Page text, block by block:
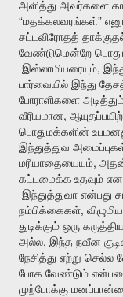
அளித்து அவர்களை
“மதக்கலவரங்கள்”
சட்டவிரோதத்
வேண்டுமென்றே
இஸ்லாமியரையும்,
பார்வையில் இந்து
போராளிகளை
வீரியமான,
பொதுமக்களின்
இந்துத்துவ
மரியாதையையும்,
கட்டமைக்க உதவும் என
இந்துத்துவா என்பது
நம்பிக்கைகள்,
துடிக்கும் ஒரு
அல்ல, இந்த நவீன
நேசித்து ஏற்று செல்ல
போக வேண்டும்
முற்போக்கு